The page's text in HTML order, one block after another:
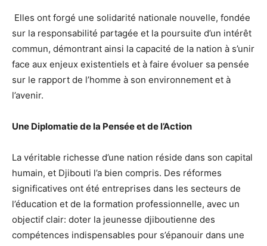
Elles ont forgé une solidarité nationale nouvelle, fondée
sur la responsabilité partagée et la poursuite d’un intérêt
commun, démontrant ainsi la capacité de la nation à s’unir
face aux enjeux existentiels et à faire évoluer sa pensée
sur le rapport de l’homme à son environnement et à
l’avenir.
Une Diplomatie de la Pensée et de l’Action
La véritable richesse d’une nation réside dans son capital
humain, et Djibouti l’a bien compris. Des réformes
significatives ont été entreprises dans les secteurs de
l’éducation et de la formation professionnelle, avec un
objectif clair: doter la jeunesse djiboutienne des
compétences indispensables pour s’épanouir dans une